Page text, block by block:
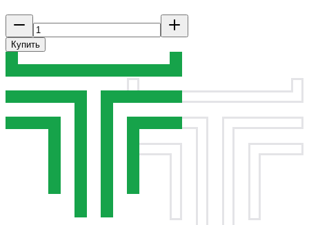
Купить